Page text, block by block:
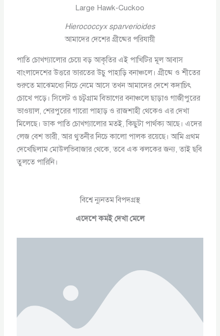
Large Hawk-Cuckoo
Hierococcyx sparverioides
আমাদের দেশের গ্রীষ্মের পরিযায়ী
পাতি চোখগ্যালোর চেয়ে বড় আকৃতির এই পাখিটির মূল আবাস
বাংলাদেশের উত্তরে ভারতের উচু পাহাড়ি বনাঞ্চলে। গ্রীষ্মে ও শীতের
শুরুতে মাঝেমধ্যে নিচে নেমে আসে তখন আমাদের দেশে কদাচিৎ
চোখে পড়ে। সিলেট ও চট্বগ্রাম বিভাগের বনাঞ্চলে ছাড়াও গাজীপুরের
ভাওয়াল, শেরপুরের গারো পাহাড় ও রাজশাহী থেকেও এর দেখা
মিলেছে। ডাক পাতি চোখগ্যালোর মতই, কিছুটা পার্থক্য আছে। এদের
লেজ বেশ ভারী, আর থুতনীর নিচে কালো পালক রয়েছে। আমি প্রথম
দেখেছিলাম মোউলভিবাজার থেকে, তবে এক ঝলকের জন্য, তাই ছবি
তুলতে পারিনি।
বিশ্বে ন্যুনতম বিপদগ্রস্থ
এদেশে কমই দেখা মেলে